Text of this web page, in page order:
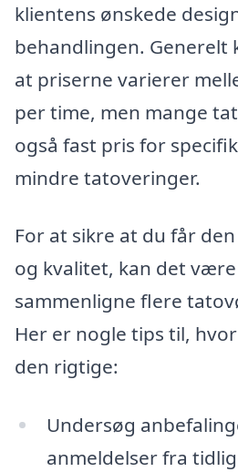
klientens ønskede
behandlingen. Generelt
at priserne varierer
per time, men mange
også fast pris for
mindre tatoveringer.
For at sikre at du får
og kvalitet, kan det
sammenligne flere
Her er nogle tips til,
den rigtige:
Undersøg
anmeldelser fra